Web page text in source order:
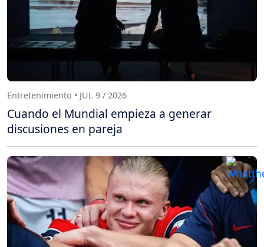
Entretenimiento • JUL 9 / 2026
Cuando el Mundial empieza a generar
discusiones en pareja